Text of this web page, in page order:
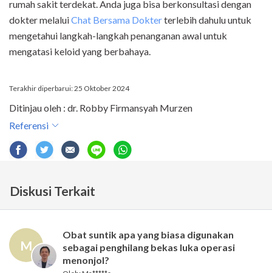
rumah sakit terdekat. Anda juga bisa berkonsultasi dengan
dokter melaluiChat Bersama Dokterterlebih dahulu untuk
mengetahui langkah-langkah penanganan awal untuk
mengatasi keloid yang berbahaya.
Terakhir diperbarui: 25 Oktober 2024